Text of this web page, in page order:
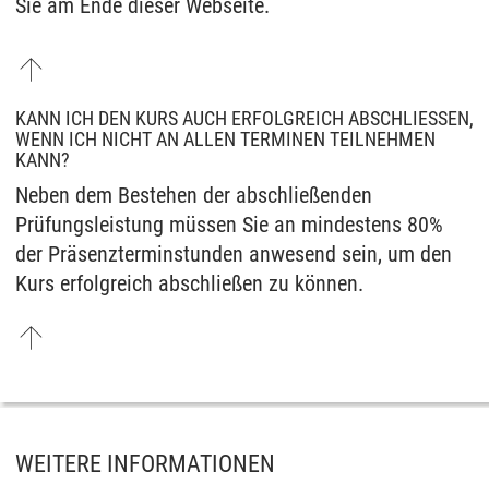
Sie am Ende dieser Webseite.
KANN ICH DEN KURS AUCH ERFOLGREICH ABSCHLIESSEN, W
ENN ICH NICHT AN ALLEN TERMINEN TEILNEHMEN K
ANN?
Neben dem Bestehen der abschließenden
Prüfungsleistung müssen Sie an mindestens 80%
der Präsenzterminstunden anwesend sein, um den
Kurs erfolgreich abschließen zu können.
WEITERE INFORMATIONEN